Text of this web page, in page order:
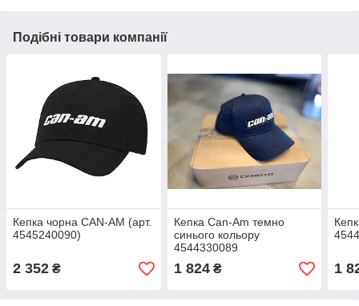
Подібні товари компанії
Кепка чорна CAN-AM (арт.
4545240090)
2 352 ₴
Кепка Can-Am темно
синього кольору
4544330089
1 824₴ 1